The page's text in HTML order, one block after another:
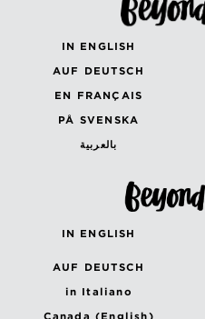
IN ENGLISH
AUF DEUTSCH
EN FRANÇAIS
PÅ SVENSKA
بالعربية
IN ENGLISH
AUF DEUTSCH
in Italiano